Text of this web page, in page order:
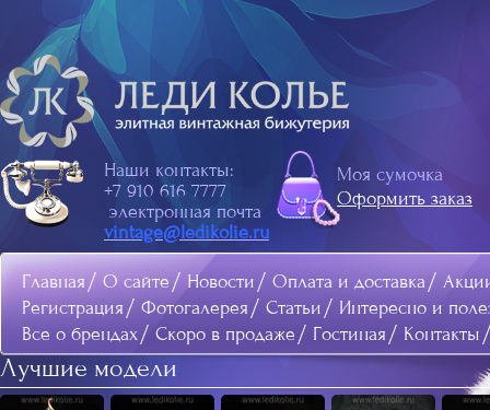
Главная О сайте Новости Оплата и доставка
Регистрация
Фотогалерея Статьи
Интересно и
Все о брендах
Скоро в продаже Гостиная Контакты
Моя сумочка
Оформить заказ
Наши контакты:
+7 910 616 7777
электронная почта
vintage@ledikolie.ru
Лучшие модели